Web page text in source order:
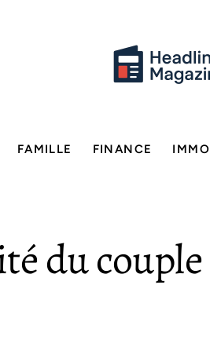
FAMILLE FINANCE IMMO
du couple